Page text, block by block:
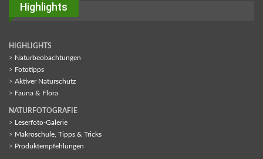
Highlights
HIGHLIGHTS
> Naturbeobachtungen
> Fototipps
> Aktiver Naturschutz
> Fauna & Flora
NATURFOTOGRAFIE
> Leserfoto-Galerie
> Makroschule, Tipps & Tricks
> Produktempfehlungen